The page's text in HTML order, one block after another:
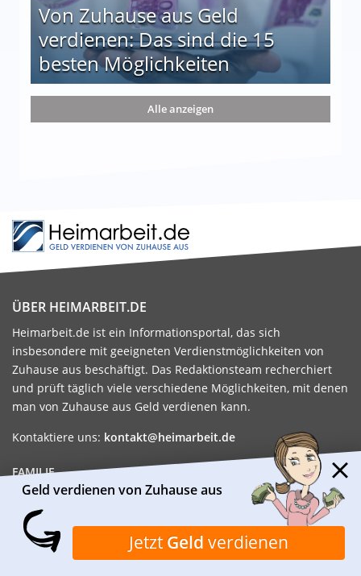
Von Zuhause aus Geld
verdienen: Das sind die 15
besten Möglichkeiten
die 15 besten Möglichkeiten
Alle anzeigen
ÜBER HEIMARBEIT.DE
Heimarbeit.de ist ein Informationsportal, das sich
insbesondere mit geeigneten Verdienstmöglichkeiten von
Zuhause aus beschäftigt. Das Redaktionsteam recherchiert
und prüft täglich viele verschiedene Möglichkeiten, mit denen
man von Zuhause aus Geld verdienen kann.
Kontaktiere uns: kontakt@heimarbeit.de
HEIMARBEIT
MINIJOB
GELD VERDIENEN
JOB
FAMILIE
ALLTAGSPROBLEME
FAMILIE
GESUNDHEIT
MÜTTER
ALLEINERZIEHEND
Geld verdienen von Zuhause aus
Jetzt Geld verdienen